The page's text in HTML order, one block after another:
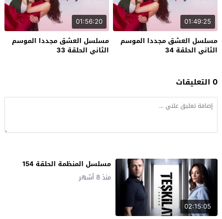
01:49:25
مسلسل العشق مجددا الموسم
الثاني الحلقة 34
01:56:20
مسلسل العشق مجددا الموسم
الثاني الحلقة 33
0 التعليقات
02:15:05
مسلسل المنظمة الحلقة 154
منذ 8 أشهر